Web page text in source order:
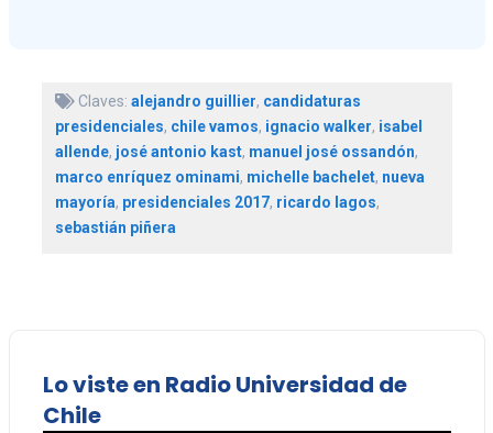
Claves: alejandro guillier, candidaturas
presidenciales, chile vamos, ignacio walker, isabel
allende, josé antonio kast, manuel josé ossandón,
marco enríquez ominami, michelle bachelet, nueva
mayoría, presidenciales 2017, ricardo lagos,
sebastián piñera
Lo viste en Radio Universidad de
Chile